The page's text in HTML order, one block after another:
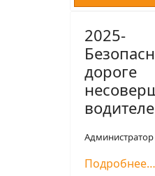
2025-
дороге
Администратор
Подробнее…